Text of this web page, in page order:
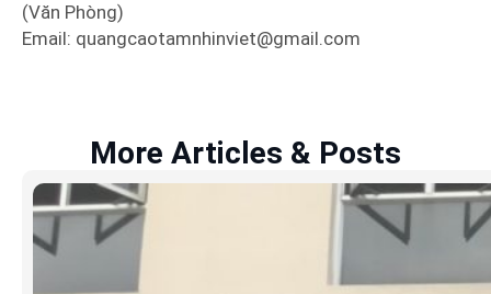
(Văn Phòng)
Email: quangcaotamnhinviet@gmail.com
More Articles & Posts